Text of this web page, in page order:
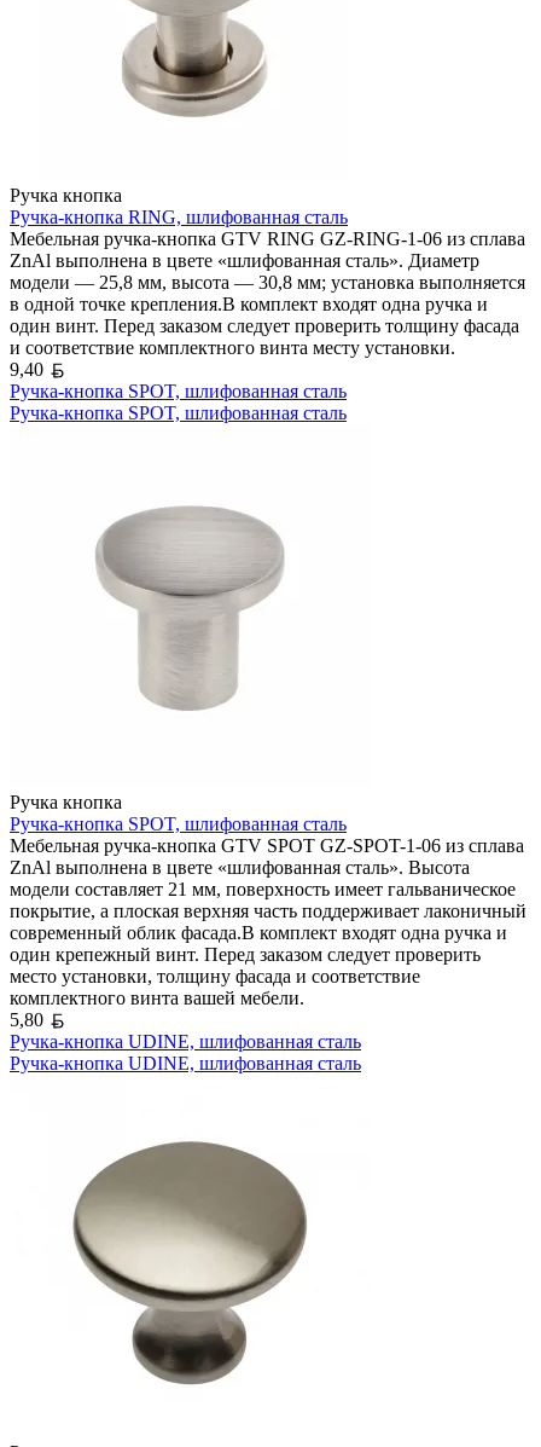
Ручка кнопка
Ручка-кнопка RING, шлифованная сталь
Мебельная ручка-кнопка GTV RING GZ-RING-1-06 из сплава
ZnAl выполнена в цвете «шлифованная сталь». Диаметр
модели — 25,8 мм, высота — 30,8 мм; установка выполняется
в одной точке крепления.В комплект входят одна ручка и
один винт. Перед заказом следует проверить толщину фасада
и соответствие комплектного винта месту установки.
9,40
Ручка-кнопка SPOT, шлифованная сталь
Ручка-кнопка SPOT, шлифованная сталь
Ручка кнопка
Ручка-кнопка SPOT, шлифованная сталь
Мебельная ручка-кнопка GTV SPOT GZ-SPOT-1-06 из сплава
ZnAl выполнена в цвете «шлифованная сталь». Высота
модели составляет 21 мм, поверхность имеет гальваническое
покрытие, а плоская верхняя часть поддерживает лаконичный
современный облик фасада.В комплект входят одна ручка и
один крепежный винт. Перед заказом следует проверить
место установки, толщину фасада и соответствие
комплектного винта вашей мебели.
5,80
Ручка-кнопка UDINE, шлифованная сталь
Ручка-кнопка UDINE, шлифованная сталь